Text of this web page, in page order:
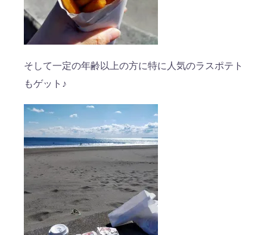
そして一定の年齢以上の方に特に人気のラスポテト
もゲット♪